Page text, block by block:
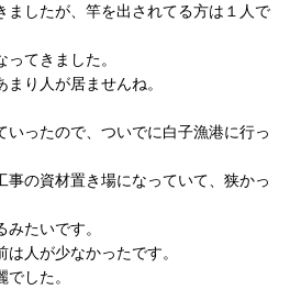
ましたが、竿を出されてる方は１人で
てきました。
り人が居ませんね。
いったので、ついでに白子漁港に行っ
事の資材置き場になっていて、狭かっ
たいです。
人が少なかったです。
した。